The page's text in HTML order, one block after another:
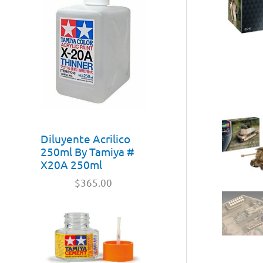
Diluyente Acrilico
250ml By Tamiya #
X20A 250ml
$365.00